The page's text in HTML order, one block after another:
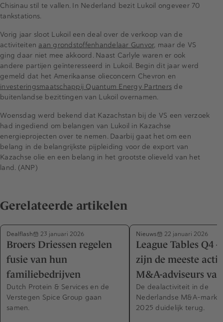
Chisinau stil te vallen. In Nederland bezit Lukoil ongeveer 70
tankstations.
Vorig jaar sloot Lukoil een deal over de verkoop van de
activiteiten aan grondstoffenhandelaar Gunvor, maar de VS
ging daar niet mee akkoord. Naast Carlyle waren er ook
andere partijen geïnteresseerd in Lukoil. Begin dit jaar werd
gemeld dat het Amerikaanse olieconcern Chevron en
investeringsmaatschappij Quantum Energy Partners de
buitenlandse bezittingen van Lukoil overnamen.
Woensdag werd bekend dat Kazachstan bij de VS een verzoek
had ingediend om belangen van Lukoil in Kazachse
energieprojecten over te nemen. Daarbij gaat het om een
belang in de belangrijkste pijpleiding voor de export van
Kazachse olie en een belang in het grootste olieveld van het
land. (ANP)
Gerelateerde artikelen
Dealflash 23 januari 2026
Broers Driessen regelen
fusie van hun
familiebedrijven
Dutch Protein & Services en de
Verstegen Spice Group gaan
samen.
Nieuws 22 januari 2026
League Tables Q4
zijn de meeste
M&A-adviseurs
De dealactiviteit in de
Nederlandse M&A-markt
2025 duidelijk terug.